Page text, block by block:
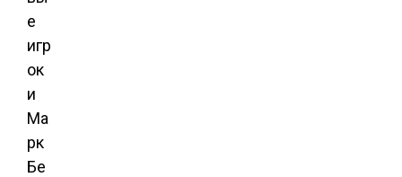
е
игр
ок
и
Ма
рк
Бе